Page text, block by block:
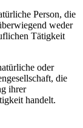
Person, die
weder
Tätigkeit
oder
die
ihrer
handelt.